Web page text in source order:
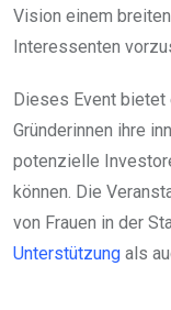
Vision einem
Interessenten
Dieses Event
Gründerinnen ihre
potenzielle
können. Die
von Frauen in der
Unterstützung als